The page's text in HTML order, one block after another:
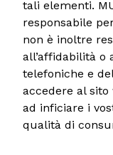
tali elementi.
responsabile
non è inoltre
all’affidabilità o
telefoniche e
accedere al sito
ad inficiare i
qualità di